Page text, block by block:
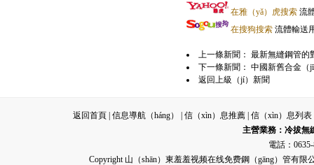
在雅（yǎ）虎搜索流
在搜狗搜索流體輸送
上一條新聞： 最新無縫鋼管的
下一條新聞： 中國新舊合金（
返回上級（jí）新聞
返回首頁 信息導航（háng） 信（xìn）息推薦 信（xìn）息列表
主營業務： 冷拔無
電話：
Copyright 山（shān）東羞羞视频在线免费鋼（gāng）管有